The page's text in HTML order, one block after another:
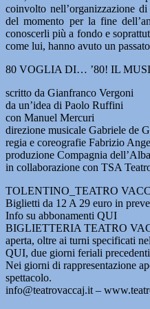
coinvolto nell’organizzazione
del momento per la fine
conoscerli più a fondo e
come lui, hanno avuto un
80 VOGLIA DI… ’80! IL
scritto da Gianfranco Vergoni
da un’idea di Paolo Ruffini
con Manuel Mercuri
direzione musicale Gabriele de
regia e coreografie Fabrizio
produzione Compagnia dell’Alba
in collaborazione con TSA
TOLENTINO_TEATRO
Biglietti da 12 A 29 euro in
Info su abbonamenti QUI
BIGLIETTERIA TEATRO
aperta, oltre ai turni specificati
QUI, due giorni feriali
Nei giorni di rappresentazione
spettacolo.
info@teatrovaccaj.it –